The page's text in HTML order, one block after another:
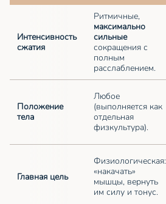
Интенсивность
сжатия
Ритмичные,
максимально
сильные
сокращения с
полным
расслаблением.
Положение
тела
Любое
(выполняется как
отдельная
физкультура).
Главная цель
Физиологическая:
«накачать»
мышцы, вернуть
им силу и тонус.